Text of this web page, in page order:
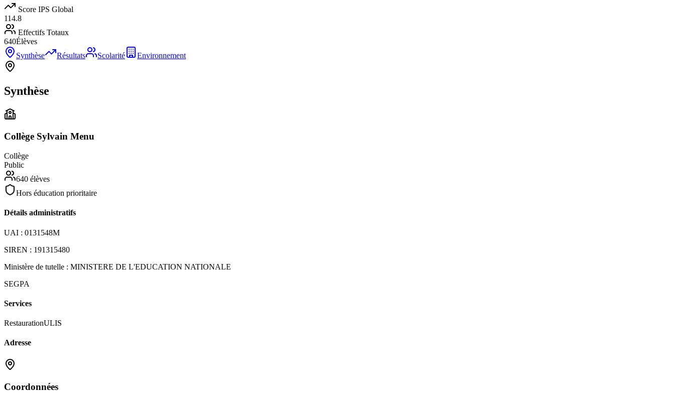
Score IPS Global
114.8
Effectifs Totaux
640Élèves
Synthèse
Résultats Scolarité Environnement
Synthèse
Collège Sylvain Menu
Collège
Public
640 élèves
Hors éducation prioritaire
Détails administratifs
UAI : 0131548M
SIREN : 191315480
Ministère de tutelle : MINISTERE DE L'EDUCATION NATIONALE
SEGPA
Services
RestaurationULIS
Adresse
Coordonnées